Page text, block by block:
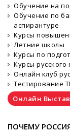
Обучение на
Обучение по
аспирантуре
Курсы
Летние школы
Курсы по
Курсы русского
Онлайн клуб
Тестирование
Онлайн
ПОЧЕМУ